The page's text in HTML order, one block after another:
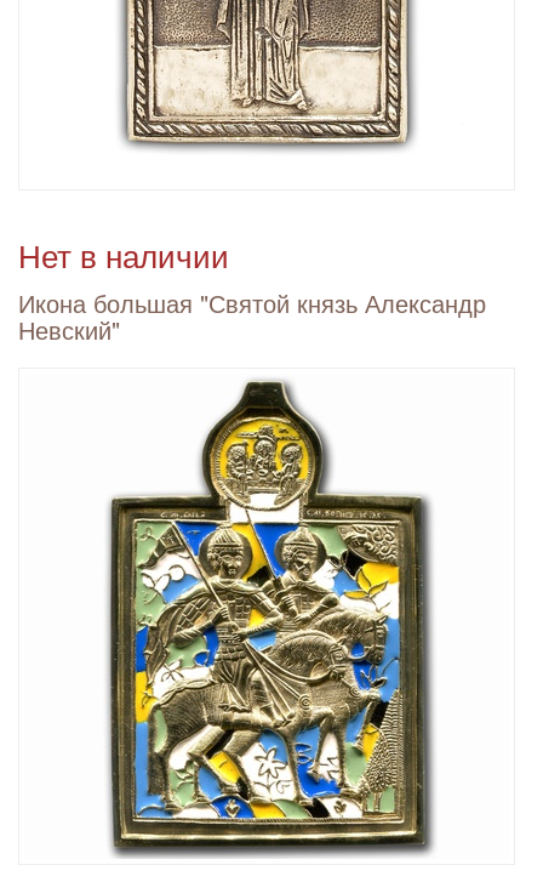
Нет в наличии
Икона большая "Святой князь Александр
Невский"